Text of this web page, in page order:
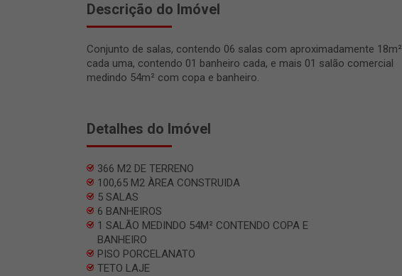
Descrição do Imóvel
Conjunto de salas, contendo 06 salas com aproximadamente 18m²
cada uma, contendo 01 banheiro cada, e mais 01 salão comercial
medindo 54m² com copa e banheiro.
Detalhes do Imóvel
366 M2 DE TERRENO
100,65 M2 ÀREA CONSTRUIDA
5 SALAS
6 BANHEIROS
1 SALÃO MEDINDO 54M² CONTENDO COPA E
BANHEIRO
PISO PORCELANATO
TETO LAJE